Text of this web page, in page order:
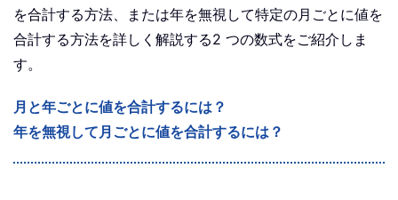
を合計する方法、または年を無視して特定の月ごとに値を
合計する方法を詳しく解説する2 つの数式をご紹介しま
す。
月と年ごとに値を合計するには？
年を無視して月ごとに値を合計するには？